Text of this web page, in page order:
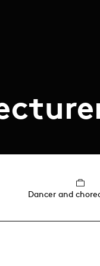
Dancer and